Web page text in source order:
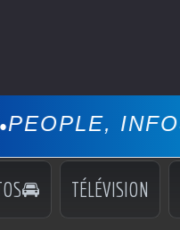
TÉLÉVISION